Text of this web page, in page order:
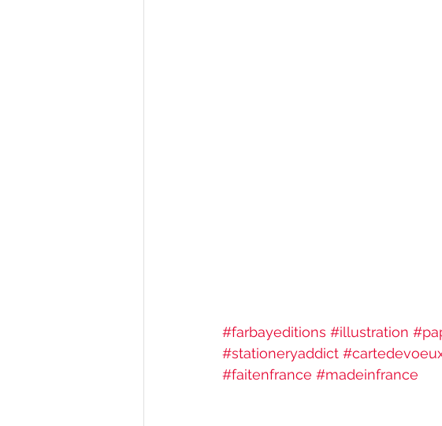
#farbayeditions #illustration
#stationeryaddict
#faitenfrance #madeinfrance